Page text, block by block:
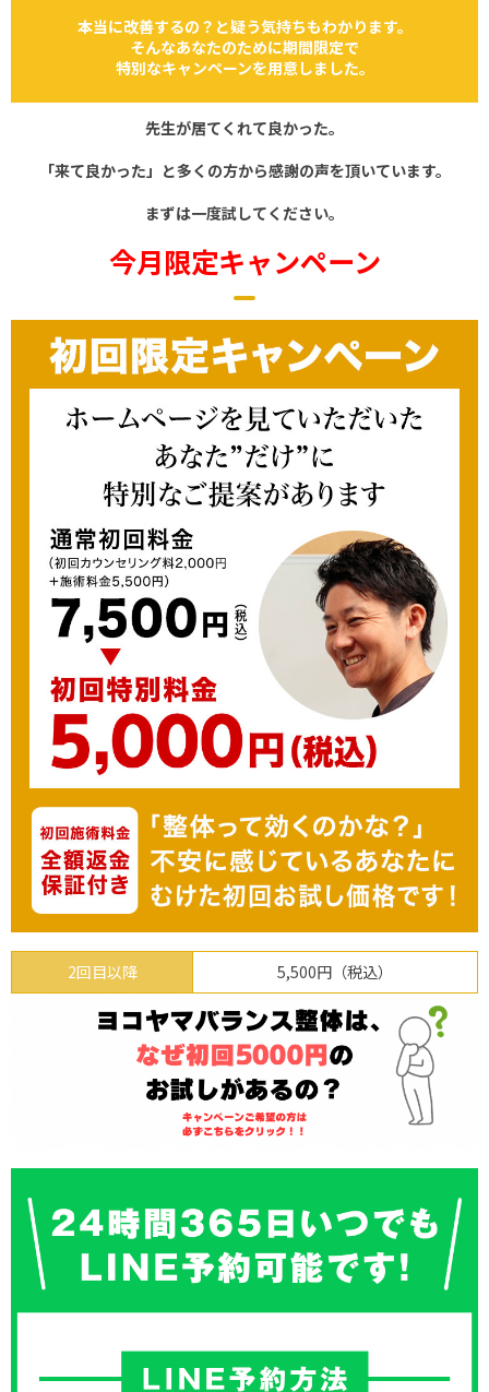
本当に改善するの？と疑う気持ちもわかります。
そんなあなたのために期間限定で
特別なキャンペーンを用意しました。
先生が居てくれて良かった。
「来て良かった」と多くの方から感謝の声を頂いています。
まずは一度試してください。
今月限定キャンペーン
2回目以降 5,500円（税込）